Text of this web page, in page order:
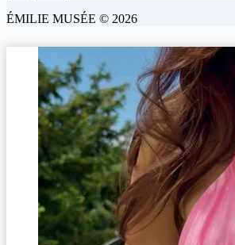
ÉMILIE MUSÉE © 2026